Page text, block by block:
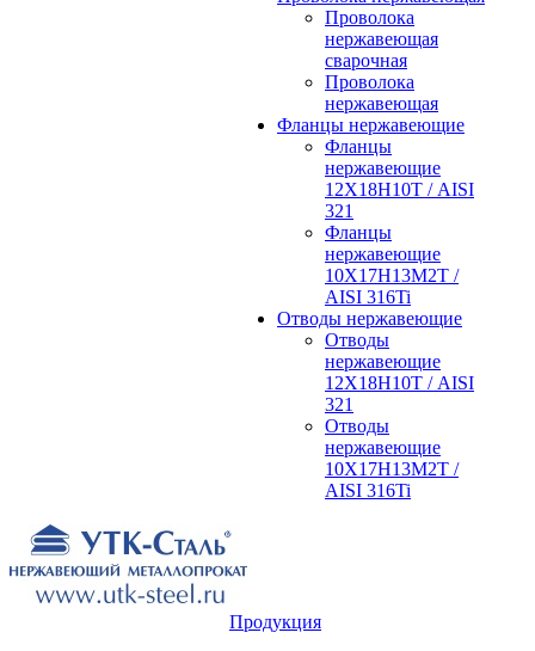
Проволока
нержавеющая
сварочная
Проволока
нержавеющая
Фланцы нержавеющие
Фланцы
нержавеющие
12Х18Н10Т / AISI
321
Фланцы
нержавеющие
10Х17Н13М2Т /
AISI 316Ti
Отводы нержавеющие
Отводы
нержавеющие
12Х18Н10Т / AISI
321
Отводы
нержавеющие
10Х17Н13М2Т /
AISI 316Ti
Продукция